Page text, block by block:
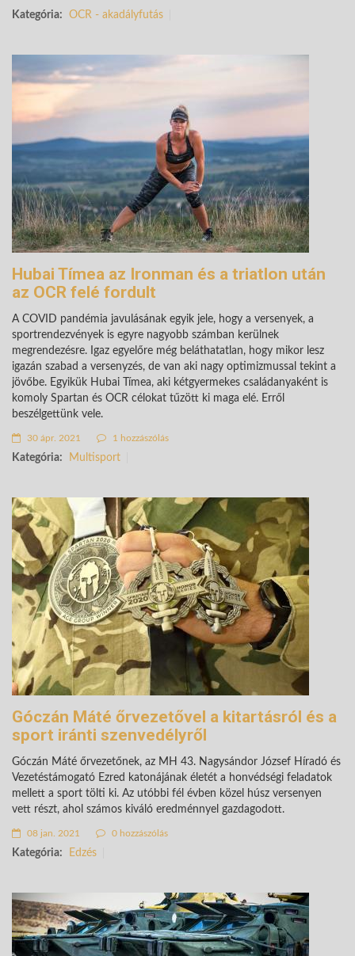
Kategória: OCR - akadályfutás
Hubai Tímea az Ironman és a triatlon után
az OCR felé fordult
A COVID pandémia javulásának egyik jele, hogy a versenyek, a
sportrendezvények is egyre nagyobb számban kerülnek
megrendezésre. Igaz egyelőre még beláthatatlan, hogy mikor lesz
igazán szabad a versenyzés, de van aki nagy optimizmussal tekint a
jövőbe. Egyikük Hubai Tímea, aki kétgyermekes családanyaként is
komoly Spartan és OCR célokat tűzött ki maga elé. Erről
beszélgettünk vele.
30 ápr. 2021 1 hozzászólás
Kategória: Multisport
Góczán Máté őrvezetővel a kitartásról és a
sport iránti szenvedélyről
Góczán Máté őrvezetőnek, az MH 43. Nagysándor József Híradó és
Vezetéstámogató Ezred katonájának életét a honvédségi feladatok
mellett a sport tölti ki. Az utóbbi fél évben közel húsz versenyen
vett részt, ahol számos kiváló eredménnyel gazdagodott.
08 jan. 2021 0 hozzászólás
Kategória: Edzés